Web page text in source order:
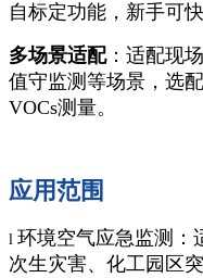
自标定功能，新手可
多场景适配：适配现
值守监测等场景，选
VOCs测量。
应用范围
l 环境空气应急监测：
次生灾害、化工园区